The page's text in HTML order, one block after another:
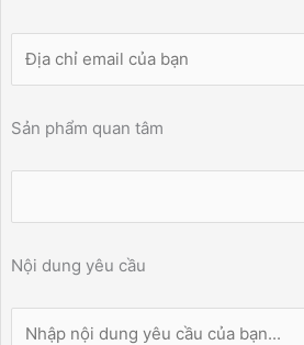
Sản phẩm quan tâm
Nội dung yêu cầu